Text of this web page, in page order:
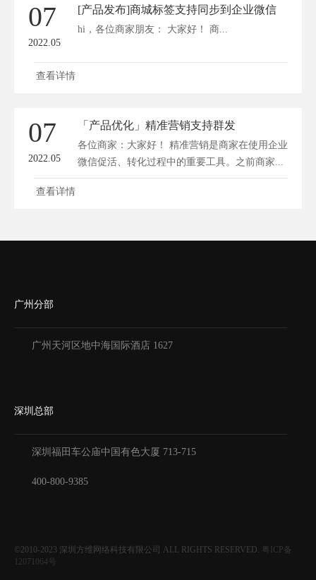
07
2022.05
[产品发布]商城标签支持同步到企业微信
hi，各位商家朋友： 大家好！ 商...
查看详情
07
2022.05
「产品优化」精准营销支持群发
各位商家：大家好！ 精准营销是商家在使用企业
微信促活、转化过程中的重要工具。之前商家...
查看详情
广州分部
广州天河区地中海国际酒店 1627
深圳总部
深圳福田车公庙中国有色大厦 713-715
400-800-9385
©2010-2023 深圳方维网络科技有限公司 ALL RIGHTS RESERVED. 粤ICP备
12071064号